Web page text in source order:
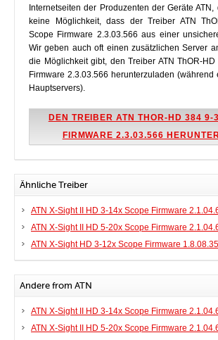
Internetseiten der Produzenten der Geräte
keine Möglichkeit, dass der Treiber ATN
Scope Firmware 2.3.03.566 aus einer
Wir geben auch oft einen zusätzlichen Server
die Möglichkeit gibt, den Treiber ATN ThOR-
Firmware 2.3.03.566 herunterzuladen (während
Hauptservers).
DEN TREIBER ATN THOR-HD 384 9-
FIRMWARE 2.3.03.566
Ähnliche Treiber
ATN X-Sight II HD 3-14x Scope Firmware
ATN X-Sight II HD 5-20x Scope Firmware
ATN X-Sight HD 3-12x Scope Firmware
Andere from ATN
ATN X-Sight II HD 3-14x Scope Firmware
ATN X-Sight II HD 5-20x Scope Firmware